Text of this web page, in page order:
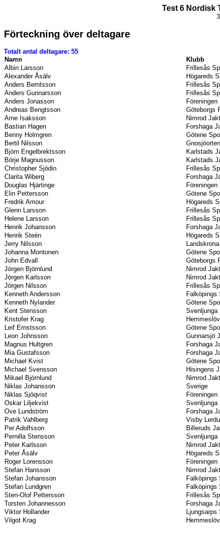
Test 6 Nordisk
Förteckning över deltagare
Totalt antal deltagare: 55
Namn
Klubb
Albin Larsson
Frillesås
Alexander Åsälv
Högareds
Anders Berntsson
Frillesås
Anders Gunnarsson
Frillesås
Anders Jonasson
Andreas Bengtsson
Göteborgs
Arne Isaksson
Nimrod
Bastian Hagen
Forshaga
Benny Holmgren
Götene
Bertil Nilsson
Björn Engelbrektsson
Karlstads
Börje Magnusson
Karlstads
Christopher Sjödin
Frillesås
Clarita Wiberg
Forshaga
Douglas Hjärtinge
Elin Pettersson
Götene
Fredrik Amour
Högareds
Glenn Larsson
Frillesås
Helene Larsson
Frillesås
Henrik Johansson
Forshaga
Henrik Steén
Högareds
Jerry Nilsson
Johanna Montonen
Götene
John Edvall
Göteborgs
Jörgen Björnlund
Nimrod
Jörgen Karlsson
Nimrod
Jörgen Nilsson
Frillesås
Kenneth Andersson
Falköpings
Kenneth Nylander
Götene
Kent Stensson
Svenljunga
Kristofer Krag
Leif Ernstsson
Götene
Leon Johnsson
Gunnarsjö
Magnus Hultgren
Forshaga
Mia Gustafsson
Forshaga
Michael Kvist
Götene
Michael Svensson
Hisingens
Mikael Björnlund
Nimrod
Niklas Johansson
Sverige
Niklas Sjöqvist
Oskar Liljekvist
Svenljunga
Ove Lundström
Forshaga
Patrik Vahlberg
Visby
Per Adolfsson
Billeruds
Pernilla Stensson
Svenljunga
Peter Karlsson
Nimrod
Peter Åsälv
Högareds
Roger Lorensson
Stefan Hansson
Nimrod
Stefan Johansson
Falköpings
Stefan Lundgren
Falköpings
Sten-Olof Pettersson
Frillesås
Torsten Johannesson
Forshaga
Viktor Hollander
Vilgot Krag